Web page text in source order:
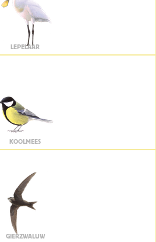
LEPELAAR
KOOLMEES
GIERZWALUW